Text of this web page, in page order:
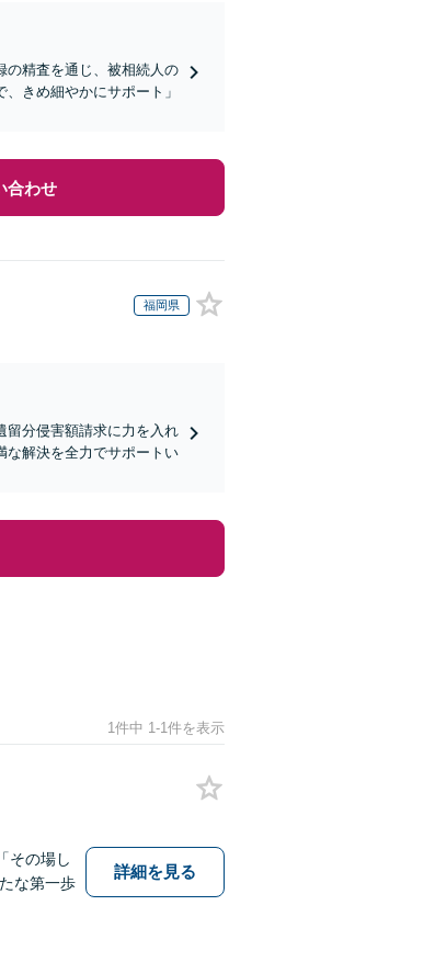
の精査を通じ、被相続人の
きめ細やかにサポート」
合わせ
福岡県
留分侵害額請求に力を入れ
な解決を全力でサポートい
1件中 1-1件を表示
その場し
な第一歩
詳細を見る